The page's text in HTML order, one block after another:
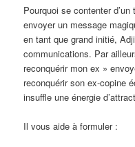
Pourquoi se contenter
envoyer un message
en tant que grand initié,
communications. Par
reconquérir mon ex »
reconquérir son ex-copine
insuffle une énergie
Il vous aide à formuler :